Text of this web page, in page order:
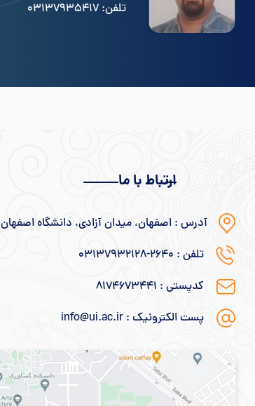
تلفن: 03137935417
ارتباط با ما
آدرس : اصفهان، میدان آزادی، دانشگاه اصفهان
تلفن : ۲۶۴۰-۰۳۱۳۷۹۳۲۱۲۸
کدپستی : ۸۱۷۴۶۷۳۴۴۱
پست الکترونیک : info@ui.ac.ir